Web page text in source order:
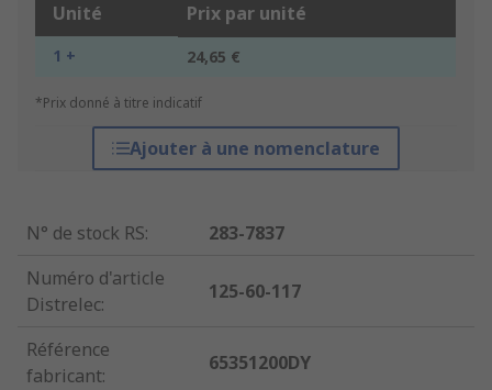
Unité Prix par unité
1 + 24,65 €
*Prix donné à titre indicatif
Ajouter à une nomenclature
N° de stock RS:
283-7837
Numéro d'article
Distrelec:
125-60-117
Référence
fabricant:
65351200DY